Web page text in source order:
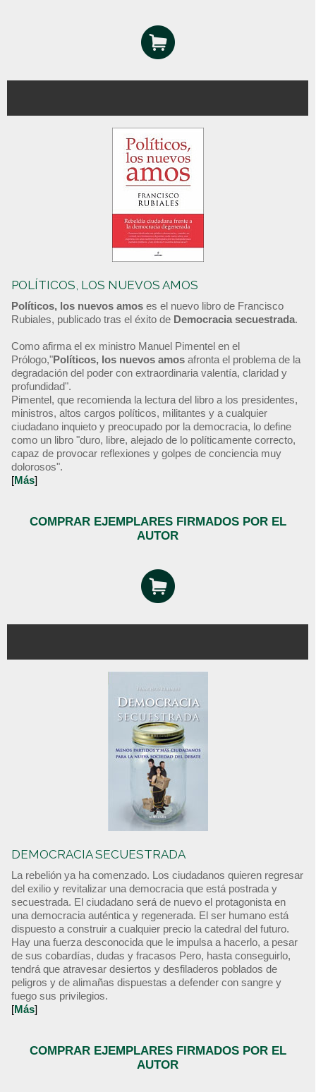
POLÍTICOS, LOS NUEVOS AMOS
Políticos, los nuevos amos es el nuevo libro de Francisco
Rubiales, publicado tras el éxito de Democracia secuestrada.
Como afirma el ex ministro Manuel Pimentel en el
Prólogo,"Políticos, los nuevos amos afronta el problema de la
degradación del poder con extraordinaria valentía, claridad y
profundidad".
Pimentel, que recomienda la lectura del libro a los presidentes,
ministros, altos cargos políticos, militantes y a cualquier
ciudadano inquieto y preocupado por la democracia, lo define
como un libro "duro, libre, alejado de lo políticamente correcto,
capaz de provocar reflexiones y golpes de conciencia muy
dolorosos".
[Más]
COMPRAR EJEMPLARES FIRMADOS POR EL
AUTOR
DEMOCRACIA SECUESTRADA
La rebelión ya ha comenzado. Los ciudadanos quieren regresar
del exilio y revitalizar una democracia que está postrada y
secuestrada. El ciudadano será de nuevo el protagonista en
una democracia auténtica y regenerada. El ser humano está
dispuesto a construir a cualquier precio la catedral del futuro.
Hay una fuerza desconocida que le impulsa a hacerlo, a pesar
de sus cobardías, dudas y fracasos Pero, hasta conseguirlo,
tendrá que atravesar desiertos y desfiladeros poblados de
peligros y de alimañas dispuestas a defender con sangre y
fuego sus privilegios.
[Más]
COMPRAR EJEMPLARES FIRMADOS POR EL
AUTOR